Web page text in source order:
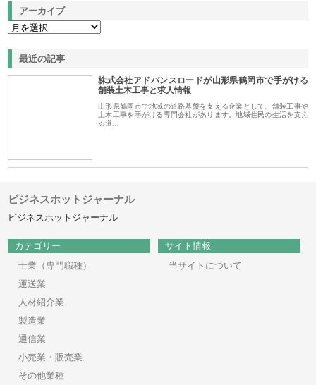
アーカイブ
最近の記事
株式会社アドバンスロードが山形県鶴岡市で手がける
舗装土木工事と求人情報
山形県鶴岡市で地域の道路基盤を支える企業として、舗装工事や
土木工事を手がける専門会社があります。地域住民の生活を支え
る道…
ビジネスホットジャーナル
ビジネスホットジャーナル
カテゴリー
士業（専門職種）
運送業
人材紹介業
製造業
通信業
小売業・販売業
その他業種
サイト情報
当サイトについて